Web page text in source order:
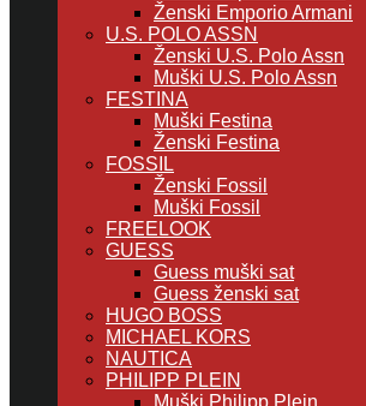
Ženski Emporio Armani
U.S. POLO ASSN
Ženski U.S. Polo Assn
Muški U.S. Polo Assn
FESTINA
Muški Festina
Ženski Festina
FOSSIL
Ženski Fossil
Muški Fossil
FREELOOK
GUESS
Guess muški sat
Guess ženski sat
HUGO BOSS
MICHAEL KORS
NAUTICA
PHILIPP PLEIN
Muški Philipp Plein